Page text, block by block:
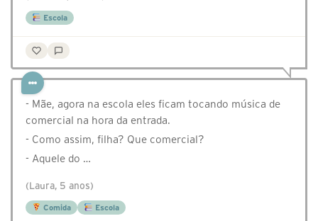
Escola
- Mãe, agora na escola eles ficam tocando música de
comercial na hora da entrada.
- Como assim, filha? Que comercial?
- Aquele do …
(Laura, 5 anos)
Comida Escola